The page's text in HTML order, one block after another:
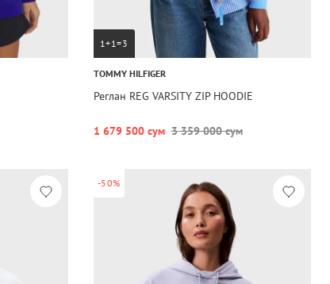
1+1=3
TOMMY HILFIGER
Реглан REG VARSITY ZIP HOODIE
1 679 500 сум 3 359 000 сум
-50%